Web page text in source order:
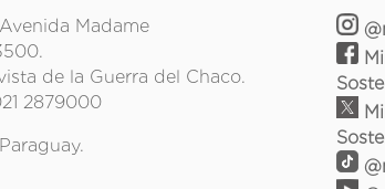
Madame
de la Guerra del Chaco.
2879000